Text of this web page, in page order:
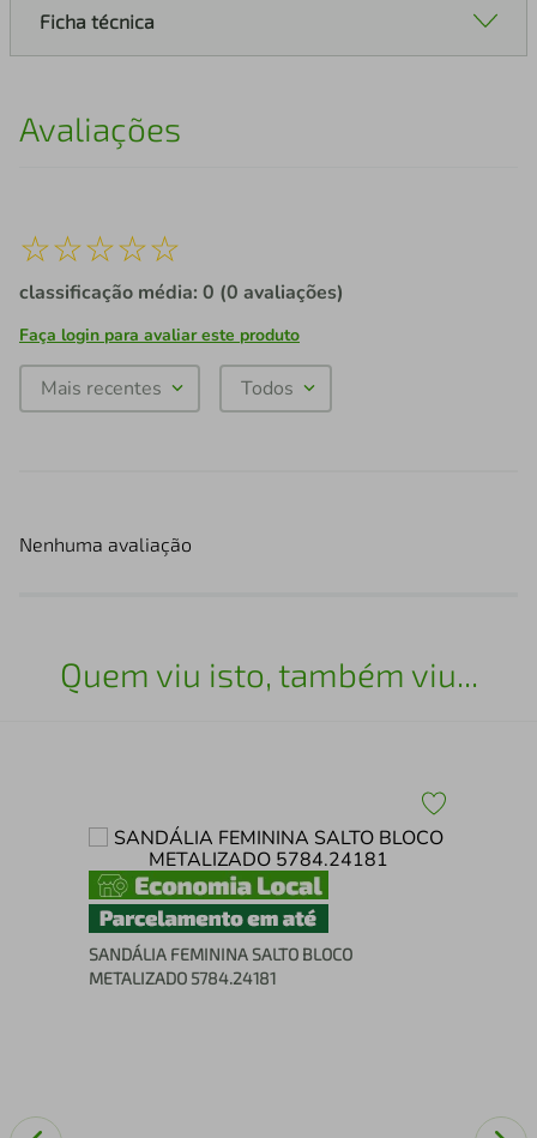
Ficha técnica
Avaliações
☆☆☆☆☆
classificação média: 0 (0 avaliações)
Faça login para avaliar este produto
Mais recentes Todos
Nenhuma avaliação
Quem viu isto, também viu...
SANDÁLIA FEMININA SALTO BLOCO
METALIZADO 5784.24181